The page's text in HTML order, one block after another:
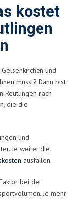
kostet
und
musst? Dann bist
Reutlingen nach
die die
und
Je weiter die
ausfallen.
bei der
Je mehr